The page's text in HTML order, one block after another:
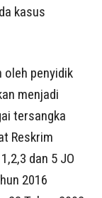
kasus
oleh penyidik
menjadi
tersangka
Reskrim
dan 5 JO
2016